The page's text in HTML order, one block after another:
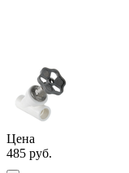
Цена
485 руб.